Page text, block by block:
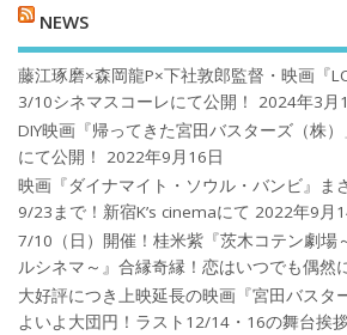
NEWS
藤江琢磨×森岡龍P×下社敦郎監督・映画『
3/10シネマスコーレにて公開！
2024年3月
DIY映画『帰ってきた宮田バスターズ（株
にて公開！
2022年9月16日
映画『ダイナマイト・ソウル・バンビ』ま
9/23まで！新宿K’s cinemaにて 2022年9月
7/10（日）開催！桂米紫『茨木コテン劇場
ルシネマ～』合縁奇縁！恋はいつでも偶然
大好評につき上映延長の映画『宮田バスタ
よいよ大団円！ラスト12/14・16の舞台挨